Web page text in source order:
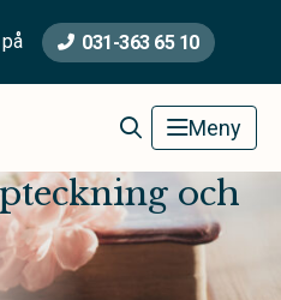
031-363 65 10
Meny
och